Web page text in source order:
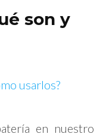
son y
en nuestro